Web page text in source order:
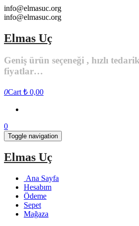
Skip
to
content
info@elmasuc.org
info@elmasuc.org
Elmas Uç
Geniş ürün seçeneği , hızlı
fiyatlar…
0Cart ₺ 0,00
0
Toggle navigation
Elmas Uç
Ana Sayfa
Hesabım
Ödeme
Sepet
Mağaza